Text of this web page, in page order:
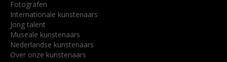
Fotografen
Internationale kunstenaars
Jong talent
Museale kunstenaars
Nederlandse kunstenaars
Over onze kunstenaars